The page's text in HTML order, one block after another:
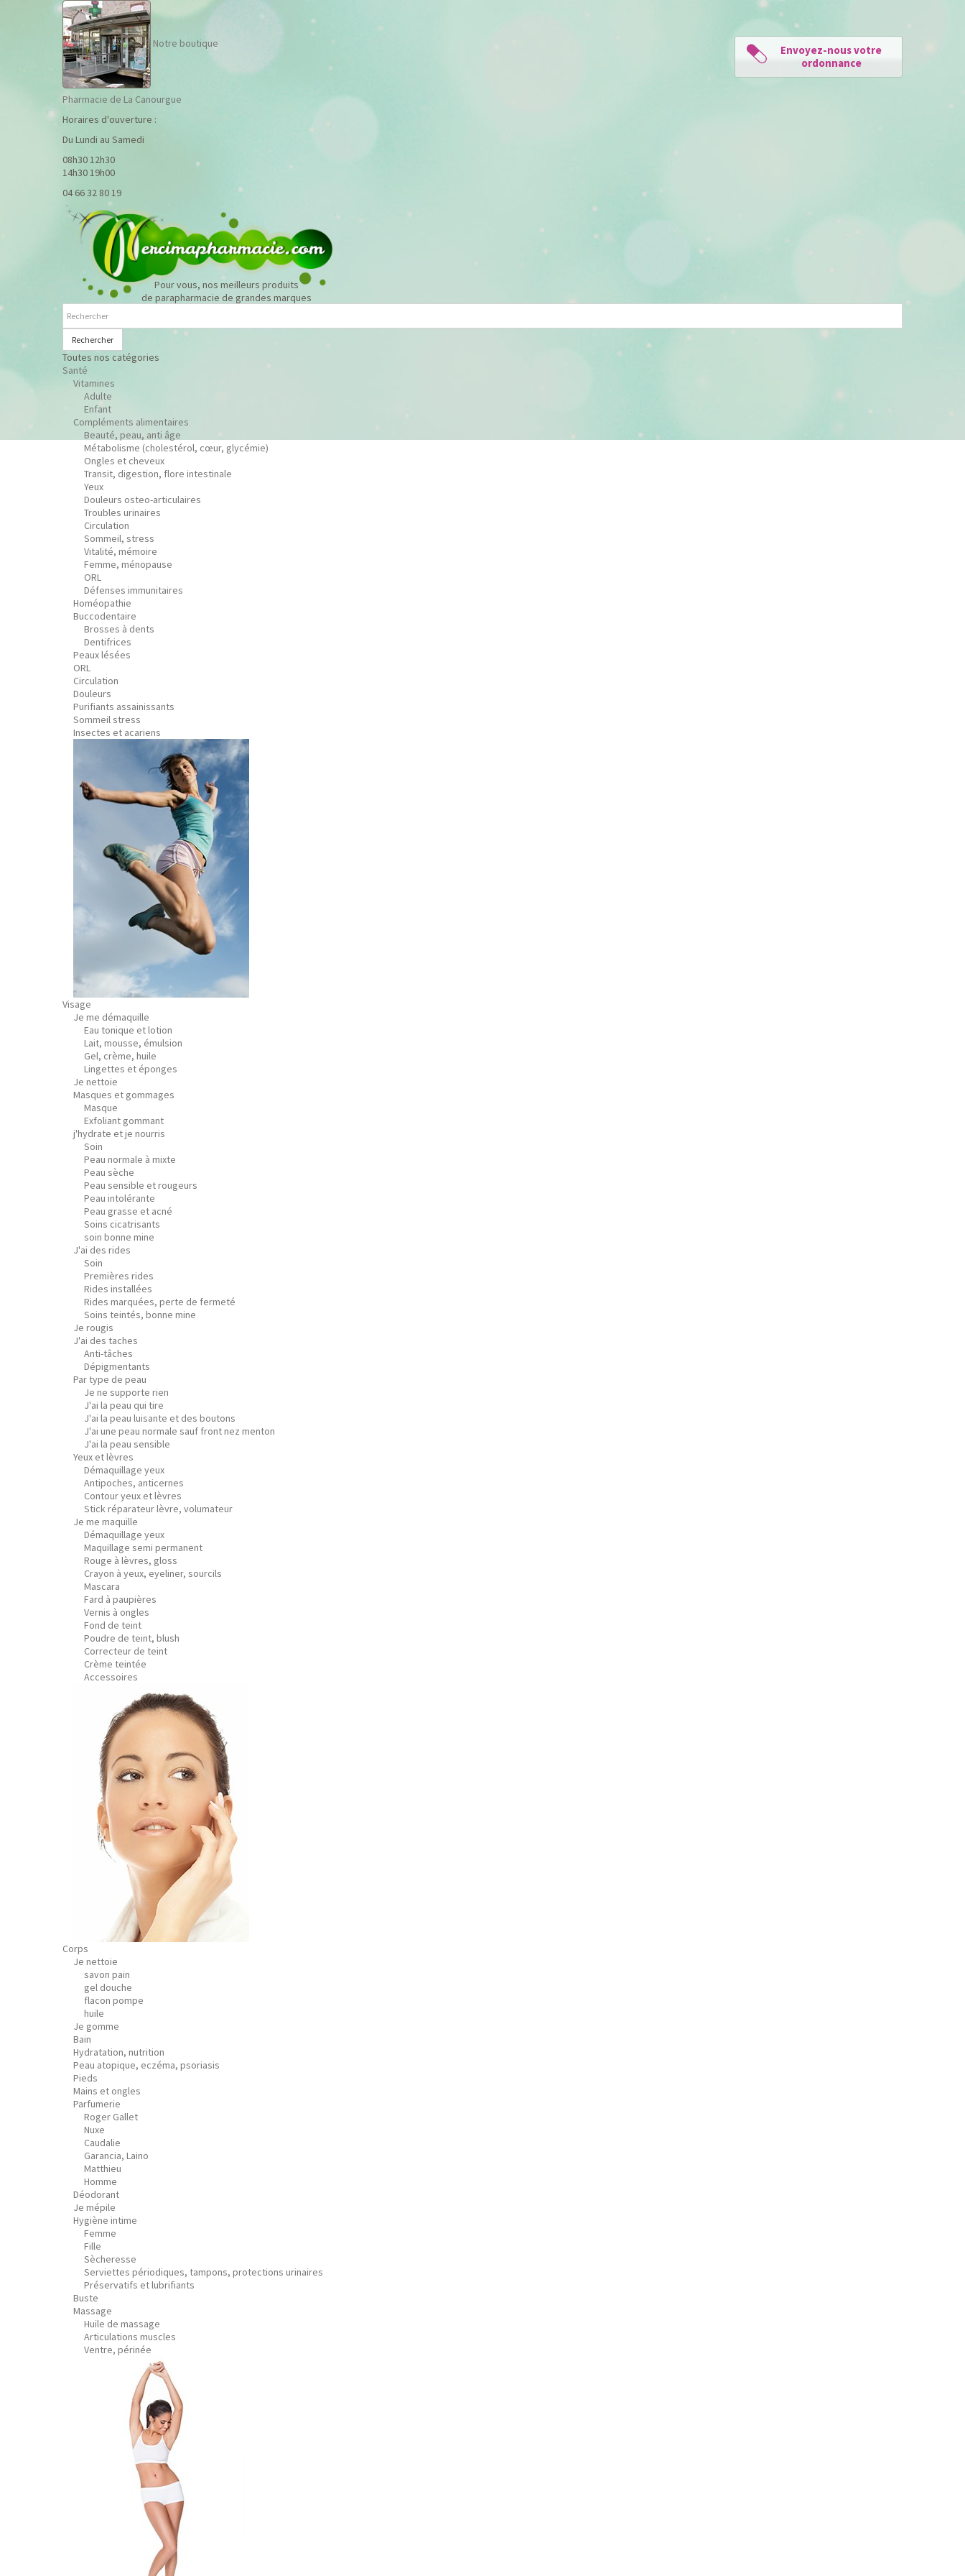
Notre boutique
Pharmacie de La Canourgue
Horaires d'ouverture :
Du Lundi au Samedi
08h30 12h30
14h30 19h00
04 66 32 80 19
Pour vous, nos meilleurs produits
de parapharmacie de grandes marques
Rechercher
Toutes nos catégories
Santé
Vitamines
Adulte
Enfant
Compléments alimentaires
Beauté, peau, anti âge
Métabolisme (cholestérol, cœur, glycémie)
Ongles et cheveux
Transit, digestion, flore intestinale
Yeux
Douleurs osteo-articulaires
Troubles urinaires
Circulation
Sommeil, stress
Vitalité, mémoire
Femme, ménopause
ORL
Défenses immunitaires
Homéopathie
Buccodentaire
Brosses à dents
Dentifrices
Peaux lésées
ORL
Circulation
Douleurs
Purifiants assainissants
Sommeil stress
Insectes et acariens
Visage
Je me démaquille
Eau tonique et lotion
Lait, mousse, émulsion
Gel, crème, huile
Lingettes et éponges
Je nettoie
Masques et gommages
Masque
Exfoliant gommant
j'hydrate et je nourris
Soin
Peau normale à mixte
Peau sèche
Peau sensible et rougeurs
Peau intolérante
Peau grasse et acné
Soins cicatrisants
soin bonne mine
J'ai des rides
Soin
Premières rides
Rides installées
Rides marquées, perte de fermeté
Soins teintés, bonne mine
Je rougis
J'ai des taches
Anti-tâches
Dépigmentants
Par type de peau
Je ne supporte rien
J'ai la peau qui tire
J'ai la peau luisante et des boutons
J'ai une peau normale sauf front nez menton
J'ai la peau sensible
Yeux et lèvres
Démaquillage yeux
Antipoches, anticernes
Contour yeux et lèvres
Stick réparateur lèvre, volumateur
Je me maquille
Démaquillage yeux
Maquillage semi permanent
Rouge à lèvres, gloss
Crayon à yeux, eyeliner, sourcils
Mascara
Fard à paupières
Vernis à ongles
Fond de teint
Poudre de teint, blush
Correcteur de teint
Crème teintée
Accessoires
Corps
Je nettoie
savon pain
gel douche
flacon pompe
huile
Je gomme
Bain
Hydratation, nutrition
Peau atopique, eczéma, psoriasis
Pieds
Mains et ongles
Parfumerie
Roger Gallet
Nuxe
Caudalie
Garancia, Laino
Matthieu
Homme
Déodorant
Je mépile
Hygiène intime
Femme
Fille
Sècheresse
Serviettes périodiques, tampons, protections urinaires
Préservatifs et lubrifiants
Buste
Massage
Huile de massage
Articulations muscles
Ventre, périnée
Envoyez-nous votre
ordonnance